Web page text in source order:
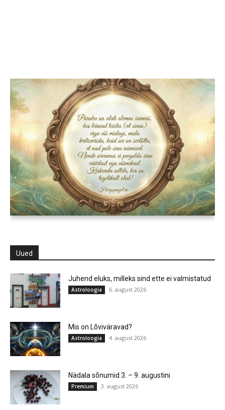
Uued
Juhend eluks, milleks sind ette ei valmistatud
Astroloogia 6. august 2026
Mis on Lõviväravad?
Astroloogia 4. august 2026
Nädala sõnumid 3. – 9. augustini
Premium 3. august 2026